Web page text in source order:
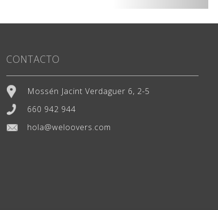
CONTACTO
Mossén Jacint Verdaguer 6, 2-5
660 942 944
hola@weloovers.com